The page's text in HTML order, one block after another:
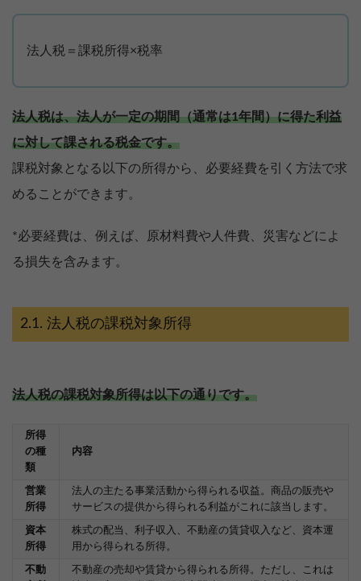
法人税＝課税所得×税率
法人税は、法人が一定の期間（通常は1年間）に得た利益
に対して課される税金です。
課税対象となる以下の所得から、必要経費を引く方法で求
めることができます。
*必要経費は、例えば、原材料費や人件費、災害などによ
る損失を含みます。
法人税の課税対象所得
法人税の課税対象所得は以下の通りです。
所得
の種
類
内容
営業
所得
法人の主たる事業活動から得られる収益。商品の販売や
サービスの提供から得られる利益がこれに該当します。
資本
所得
株式の配当、利子収入、不動産の賃貸収入など、資本運
用から得られる所得。
不動
不動産の売却や賃貸から得られる所得。ただし、これは